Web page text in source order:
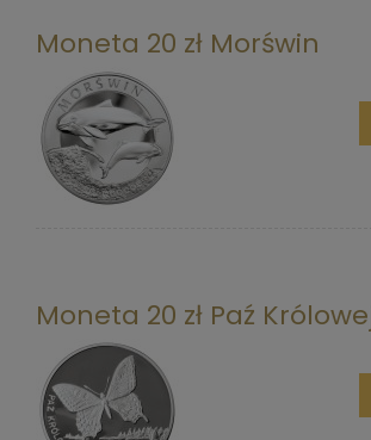
Moneta 20 zł Morświn
Moneta 20 zł Paź